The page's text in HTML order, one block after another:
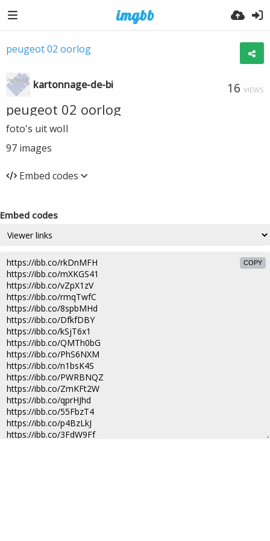
peugeot 02 oorlog
kartonnage-de-bi 16 VIEWS
peugeot 02 oorlog
foto's uit woII
97 images
Embed codes
Embed codes
COPY